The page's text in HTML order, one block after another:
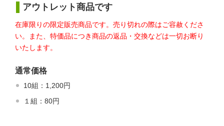
アウトレット商品です
在庫限りの限定販売商品です。売り切れの際はご容赦くださ
い。また、特価品につき商品の返品・交換などは一切お断り
いたします。
通常価格
10組：1,200円
１組：80円